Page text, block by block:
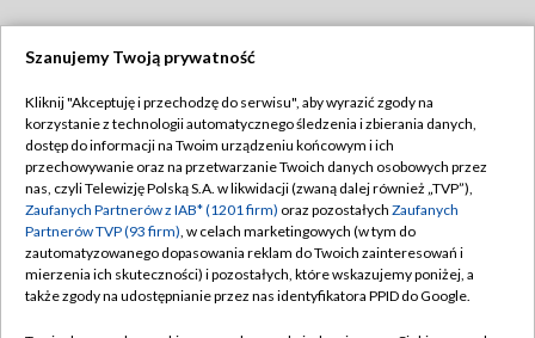
TVP
Abonament TVP
Emisja w TVP
Centrum informacji TVP
Naziemna Telewizja Cyfrowa
Regulamin TVP
Polityka prywatności
Moje zgody
Pomoc
Szanujemy Twoją prywatność
Kliknij "Akceptuję i przechodzę do serwisu", aby wyrazić zgody na
korzystanie z technologii automatycznego śledzenia i zbierania danych,
dostęp do informacji na Twoim urządzeniu końcowym i ich
przechowywanie oraz na przetwarzanie Twoich danych osobowych przez
nas, czyli Telewizję Polską S.A. w likwidacji (zwaną dalej również „TVP”),
Zaufanych Partnerów z IAB* (1201 firm) oraz pozostałych Zaufanych
Partnerów TVP (93 firm), w celach marketingowych (w tym do
zautomatyzowanego dopasowania reklam do Twoich zainteresowań i
mierzenia ich skuteczności) i pozostałych, które wskazujemy poniżej, a
także zgody na udostępnianie przez nas identyfikatora PPID do Google.